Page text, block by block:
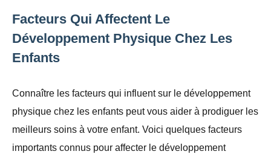
Facteurs Qui Affectent Le
Développement Physique Chez Les
Enfants
Connaître les facteurs qui influent sur le développement
physique chez les enfants peut vous aider à prodiguer les
meilleurs soins à votre enfant. Voici quelques facteurs
importants connus pour affecter le développement